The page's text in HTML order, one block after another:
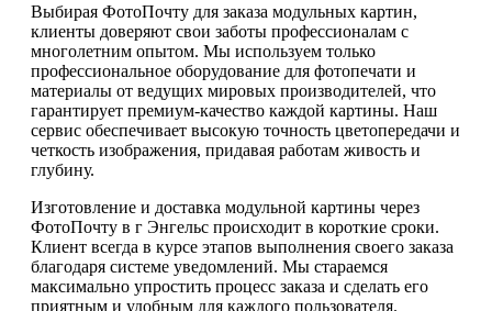
Выбирая ФотоПочту для заказа модульных картин,
клиенты доверяют свои заботы профессионалам с
многолетним опытом. Мы используем только
профессиональное оборудование для фотопечати и
материалы от ведущих мировых производителей, что
гарантирует премиум-качество каждой картины. Наш
сервис обеспечивает высокую точность цветопередачи и
четкость изображения, придавая работам живость и
глубину.
Изготовление и доставка модульной картины через
ФотоПочту в г Энгельс происходит в короткие сроки.
Клиент всегда в курсе этапов выполнения своего заказа
благодаря системе уведомлений. Мы стараемся
максимально упростить процесс заказа и сделать его
приятным и удобным для каждого пользователя.